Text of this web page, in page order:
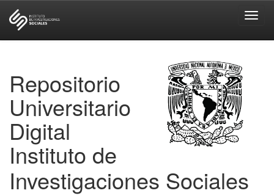
Repositorio
Universitario
Digital
Instituto de
Investigaciones Sociales